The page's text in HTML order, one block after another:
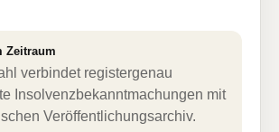
Zeitraum
verbindet registergenau
Insolvenzbekanntmachungen mit
Veröffentlichungsarchiv.